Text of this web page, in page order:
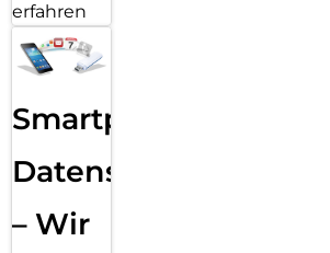
erfahren
Smartphone
Datensicherung
– Wir